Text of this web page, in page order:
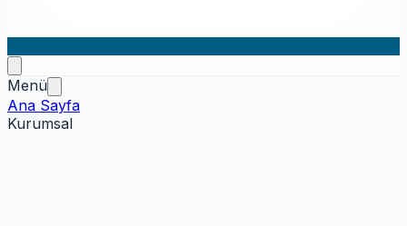
Menü
Ana Sayfa
Kurumsal